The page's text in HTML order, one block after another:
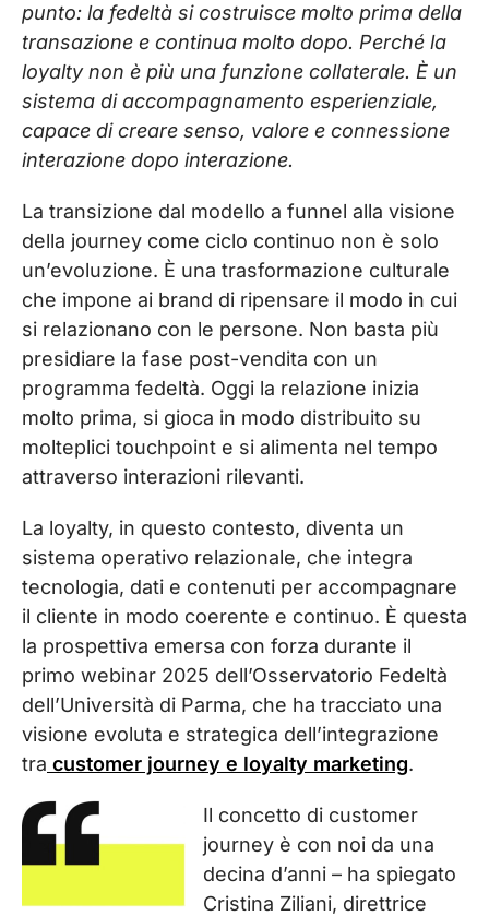
punto: la fedeltà si costruisce molto prima della
transazione e continua molto dopo. Perché la
loyalty non è più una funzione collaterale. È un
sistema di accompagnamento esperienziale,
capace di creare senso, valore e connessione
interazione dopo interazione.
La transizione dal modello a funnel alla visione
della journey come ciclo continuo non è solo
un’evoluzione. È una trasformazione culturale
che impone ai brand di ripensare il modo in cui
si relazionano con le persone. Non basta più
presidiare la fase post-vendita con un
programma fedeltà. Oggi la relazione inizia
molto prima, si gioca in modo distribuito su
molteplici touchpoint e si alimenta nel tempo
attraverso interazioni rilevanti.
La loyalty, in questo contesto, diventa un
sistema operativo relazionale, che integra
tecnologia, dati e contenuti per accompagnare
il cliente in modo coerente e continuo. È questa
la prospettiva emersa con forza durante il
primo webinar 2025 dell’Osservatorio Fedeltà
dell’Università di Parma, che ha tracciato una
visione evoluta e strategica dell’integrazione
tra customer journey e loyalty marketing.
Il concetto di customer
journey è con noi da una
decina d’anni – ha spiegato
Cristina Ziliani, direttrice